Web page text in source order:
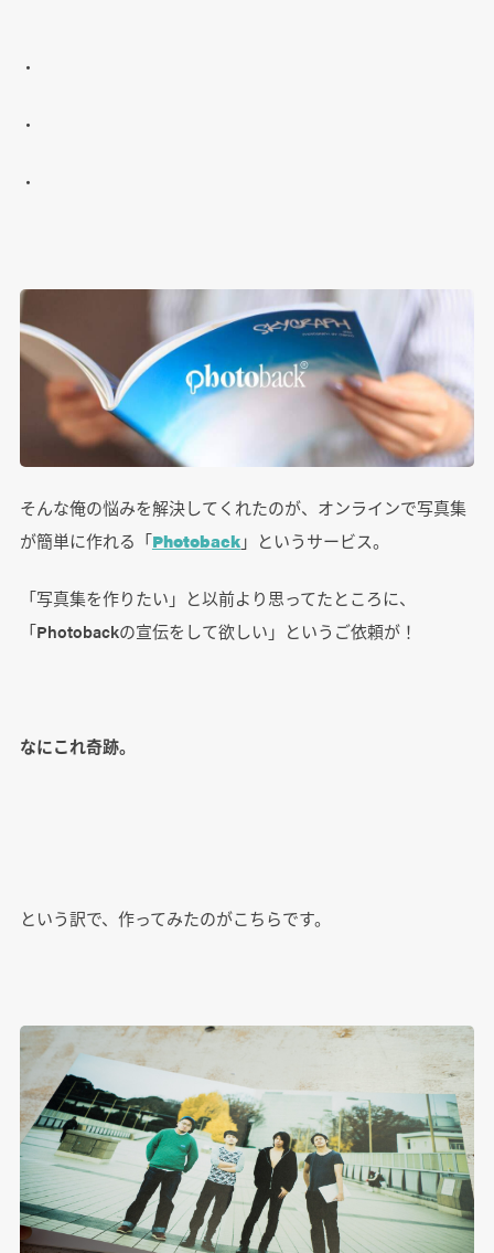
・
・
・
そんな俺の悩みを解決してくれたのが、オンラインで写真集
が簡単に作れる「Photoback」というサービス。
「写真集を作りたい」と以前より思ってたところに、
「Photobackの宣伝をして欲しい」というご依頼が！
なにこれ奇跡。
という訳で、作ってみたのがこちらです。